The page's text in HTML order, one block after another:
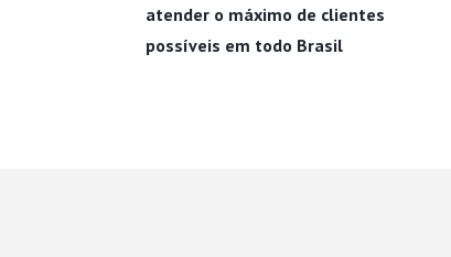
atender o máximo de clientes
possíveis em todo Brasil